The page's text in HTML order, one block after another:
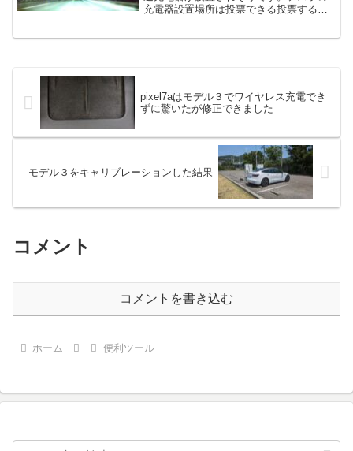
充電器設置場所は投票できる投票するに
pixel7aはモデル３でワイヤレス充電でき
ずに驚いたが修正できました
モデル３をキャリブレーションした結果
コメント
コメントを書き込む
ホーム 便利ツール